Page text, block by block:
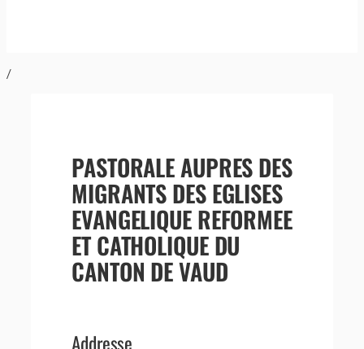
/
PASTORALE AUPRES DES
MIGRANTS DES EGLISES
EVANGELIQUE REFORMEE
ET CATHOLIQUE DU
CANTON DE VAUD
Addresse